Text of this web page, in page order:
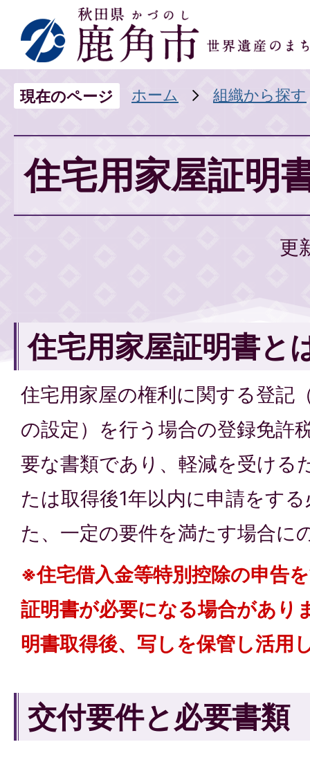
現在のページ ホーム 組織から探す
住宅用家屋証明
更
住宅用家屋証明書と
住宅用家屋の権利に関する登記
の設定）を行う場合の登録免許
要な書類であり、軽減を受ける
たは取得後1年以内に申請をす
た、一定の要件を満たす場合に
※住宅借入金等特別控除の申告
証明書が必要になる場合があり
明書取得後、写しを保管し活用
交付要件と必要書類